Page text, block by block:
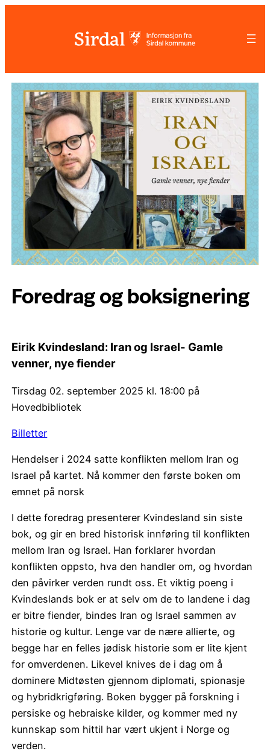
Foredrag og boksignering
Eirik Kvindesland: Iran og Israel- Gamle
venner, nye fiender
Tirsdag 02. september 2025 kl. 18:00 på
Hovedbibliotek
Billetter
Hendelser i 2024 satte konflikten mellom Iran og
Israel på kartet. Nå kommer den første boken om
emnet på norsk
I dette foredrag presenterer Kvindesland sin siste
bok, og gir en bred historisk innføring til konflikten
mellom Iran og Israel. Han forklarer hvordan
konflikten oppsto, hva den handler om, og hvordan
den påvirker verden rundt oss. Et viktig poeng i
Kvindeslands bok er at selv om de to landene i dag
er bitre fiender, bindes Iran og Israel sammen av
historie og kultur. Lenge var de nære allierte, og
begge har en felles jødisk historie som er lite kjent
for omverdenen. Likevel knives de i dag om å
dominere Midtøsten gjennom diplomati, spionasje
og hybridkrigføring. Boken bygger på forskning i
persiske og hebraiske kilder, og kommer med ny
kunnskap som hittil har vært ukjent i Norge og
verden.